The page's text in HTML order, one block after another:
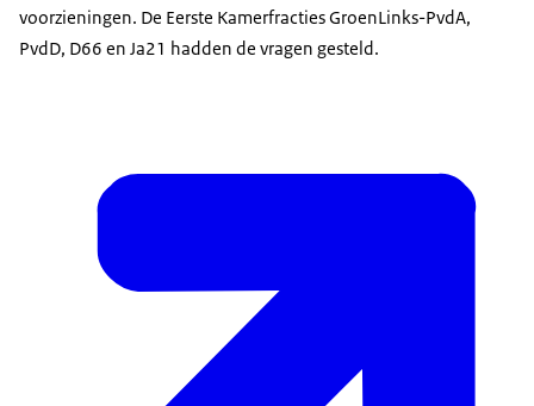
voorzieningen. De Eerste Kamerfracties GroenLinks-PvdA,
PvdD, D66 en Ja21 hadden de vragen gesteld.